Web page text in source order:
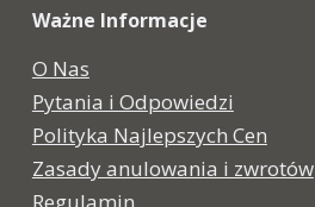
Ważne Informacje
O Nas
Pytania i Odpowiedzi
Polityka Najlepszych Cen
Zasady anulowania i zwrotów
Regulamin